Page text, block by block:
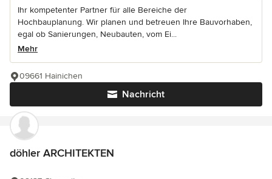
Ihr kompetenter Partner für alle Bereiche der
Hochbauplanung. Wir planen und betreuen Ihre Bauvorhaben,
egal ob Sanierungen, Neubauten, vom Ei...
Mehr
Nachricht
09661 Hainichen
döhler ARCHITEKTEN